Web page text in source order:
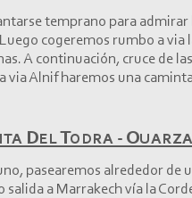
temprano para
cogeremos rumbo a
A continuación, cruce de
via Alnif haremos una
Del Todra -
pasearemos alrededor de
salida a Marrakech vía la